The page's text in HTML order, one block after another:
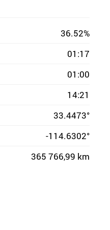
36.52%
01:17
01:00
14:21
33.4473°
-114.6302°
365 766,99 km